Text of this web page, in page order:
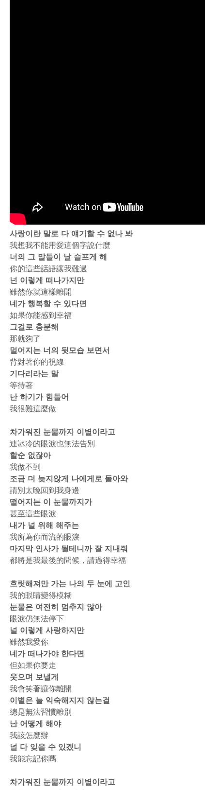
사랑이란 말로 다 얘기할 수 없나 봐
我想我不能用愛這個字說什麼
너의 그 말들이 날 슬프게 해
你的這些話語讓我難過
넌 이렇게 떠나가지만
雖然你就這樣離開
네가 행복할 수 있다면
如果你能感到幸福
그걸로 충분해
那就夠了
멀어지는 너의 뒷모습 보면서
背對著你的視線
기다리라는 말
等待著
난 하기가 힘들어
我很難這麼做
차가워진 눈물까지 이별이라고
連冰冷的眼淚也無法告別
할순 없잖아
我做不到
조금 더 늦지않게 나에게로 돌아와
請別太晚回到我身邊
떨어지는 이 눈물까지가
甚至這些眼淚
내가 널 위해 해주는
我所為你而流的眼淚
마지막 인사가 될테니까 잘 지내줘
都將是我最後的問候，請過得幸福
흐릿해져만 가는 나의 두 눈에 고인
我的眼睛變得模糊
눈물은 여전히 멈추지 않아
眼淚仍無法停下
널 이렇게 사랑하지만
雖然我愛你
네가 떠나가야 한다면
但如果你要走
웃으며 보낼게
我會笑著讓你離開
이별은 늘 익숙해지지 않는걸
總是無法習慣離別
난 어떻게 해야
我該怎麼辦
널 다 잊을 수 있겠니
我能忘記你嗎
차가워진 눈물까지 이별이라고